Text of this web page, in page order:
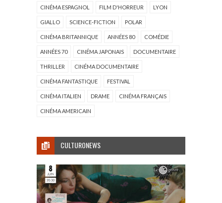
CINÉMA ESPAGNOL FILM D'HORREUR LYON
GIALLO SCIENCE-FICTION POLAR
CINÉMA BRITANNIQUE ANNÉES 80 COMÉDIE
ANNÉES 70 CINÉMA JAPONAIS DOCUMENTAIRE
THRILLER CINÉMA DOCUMENTAIRE
CINÉMA FANTASTIQUE FESTIVAL
CINÉMA ITALIEN DRAME CINÉMA FRANÇAIS
CINÉMA AMERICAIN
CULTURONEWS